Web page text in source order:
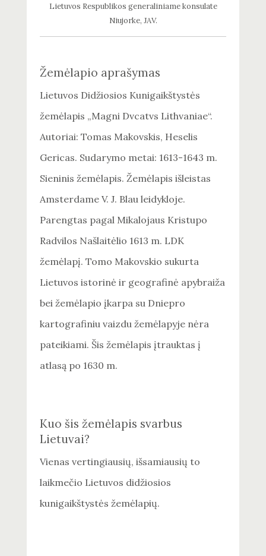
Lietuvos Respublikos generaliniame konsulate
Niujorke, JAV.
Žemėlapio aprašymas
Lietuvos Didžiosios Kunigaikštystės
žemėlapis „Magni Dvcatvs Lithvaniae“.
Autoriai: Tomas Makovskis, Heselis
Gericas. Sudarymo metai: 1613-1643 m.
Sieninis žemėlapis. Žemėlapis išleistas
Amsterdame V. J. Blau leidykloje.
Parengtas pagal Mikalojaus Kristupo
Radvilos Našlaitėlio 1613 m. LDK
žemėlapį. Tomo Makovskio sukurta
Lietuvos istorinė ir geografinė apybraiža
bei žemėlapio įkarpa su Dniepro
kartografiniu vaizdu žemėlapyje nėra
pateikiami. Šis žemėlapis įtrauktas į
atlasą po 1630 m.
Kuo šis žemėlapis svarbus
Lietuvai?
Vienas vertingiausių, išsamiausių to
laikmečio Lietuvos didžiosios
kunigaikštystės žemėlapių.